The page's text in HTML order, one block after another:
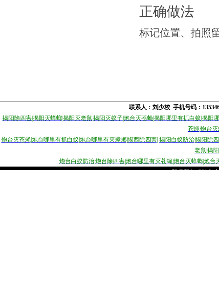
正确做法
标记位置、拍照
联系人：刘少校 手机号码：
揭阳除四害揭阳灭蟑螂揭阳灭老鼠揭阳灭蚁子炮台灭苍蝇揭阳哪里有抓白蚁 揭阳
苍蝇炮台
炮台灭苍蝇|炮台哪里有抓白蚁 炮台哪里有灭蟑螂|揭西除四害| 揭阳白蚁防治|揭阳除
老鼠揭
炮台白蚁防治炮台除四害炮台哪里有灭苍蝇炮台灭蟑螂炮台
版权所有 (2014)